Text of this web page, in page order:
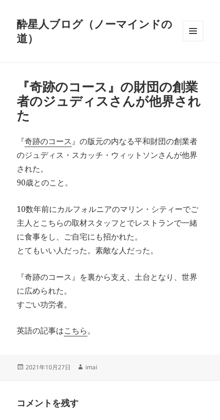
酔星人ブログ（ノーマインドの
道）
『奇跡のコース』の財団の創業
者のジュディスさんが他界され
た
『奇跡のコース』の版元の内なる平和財団の創業者
のジュディス・スカッチ・ウィットソンさんが他界
された。
90歳とのこと。
10数年前にカルフォルニアのマリン・シティーでご
主人とこちらの取材スタッフとでレストランで一緒
に食事をし、ご自宅にも招かれた。
とてもいい人だった。素敵な人だった。
『奇跡のコース』を裏から支え、土台となり、世界
に広められた。
すごい功労者。
英語の記事はこちら。
投
2021年10月27日
作
imai
コメントを残す